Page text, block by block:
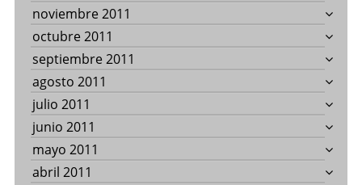
noviembre 2011
octubre 2011
septiembre 2011
agosto 2011
julio 2011
junio 2011
mayo 2011
abril 2011